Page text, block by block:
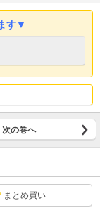
す▼
次の巻へ
まとめ買い